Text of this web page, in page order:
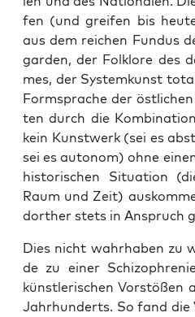
fen (und grei­fen bis
aus dem rei­chen Fun­dus
gar­den, der Folk­lo­re des
mes, der Sys­tem­kunst
Form­spra­che der
ten durch die
kein Kunst­werk (sei es
sei es auto­nom) ohne
his­to­ri­schen Situa­ti­on
Raum und Zeit)
dort­her stets in Anspruch
Dies nicht wahr­ha­ben zu
de zu einer
künst­le­ri­schen Vor­stö­ßen
Jahr­hun­derts. So fand